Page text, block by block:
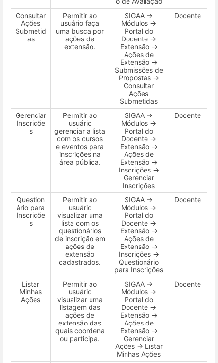
Consultar
Ações
Submetid
as
Permitir ao
usuário faça
uma busca por
ações de
extensão.
SIGAA →
Módulos →
Portal do
Docente →
Extensão →
Ações de
Extensão →
Submissões de
Propostas →
Consultar
Ações
Submetidas
Docente
Gerenciar
Inscriçõe
s
Permitir ao
usuário
gerenciar a lista
com os cursos
e eventos para
inscrições na
área pública.
SIGAA →
Módulos →
Portal do
Docente →
Extensão →
Ações de
Extensão →
Inscrições →
Gerenciar
Inscrições
Docente
Question
ário para
Inscriçõe
s
Permitir ao
usuário
visualizar uma
lista com os
questionários
de inscrição em
ações de
extensão
cadastrados.
SIGAA →
Módulos →
Portal do
Docente →
Extensão →
Ações de
Extensão →
Inscrições →
Questionário
para Inscrições
Docente
Listar
Minhas
Ações
Permitir ao
usuário
visualizar uma
listagem das
ações de
extensão das
quais coordena
ou participa.
SIGAA →
Módulos →
Portal do
Docente →
Extensão →
Ações de
Extensão →
Gerenciar
Ações → Listar
Minhas Ações
Docente